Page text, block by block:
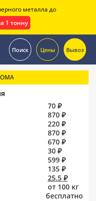
Поиск Цены Вывоз
70 ₽
870 ₽
220 ₽
870 ₽
670 ₽
30 ₽
599 ₽
135 ₽
25.5 ₽
от 100 кг
бесплатно
металла до
1 тонну